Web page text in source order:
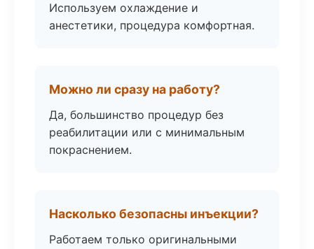
Используем охлаждение и
анестетики, процедура комфортная.
Можно ли сразу на работу?
Да, большинство процедур без
реабилитации или с минимальным
покраснением.
Насколько безопасны инъекции?
Работаем только оригинальными